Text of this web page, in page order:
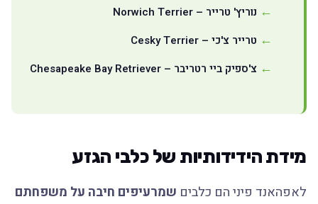
נוריץ' טרייר – Norwich Terrier
טרייר צ'כי – Cesky Terrier
צ'ספיק ביי רטריבר – Chesapeake Bay Retriever
מידת הידידותיות של כלבי הגזע
לאפהאנד פיני הם כלבים שמרעיפים חיבה על משפחתם